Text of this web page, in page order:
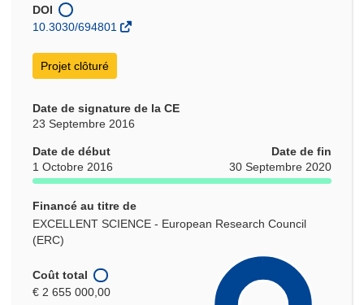
nouvelle
fenêtre)
DOI
10.3030/694801
Projet clôturé
Date de signature de la CE
23 Septembre 2016
Date de début
1 Octobre 2016
Date de fin
30 Septembre 2020
Financé au titre de
EXCELLENT SCIENCE - European Research Council
(ERC)
Coût total
€ 2 655 000,00